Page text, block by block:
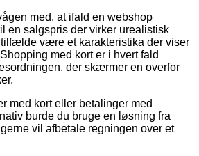
med, at ifald en webshop
en salgspris der virker urealistisk
tilfælde være et karakteristika der viser
med kort er i hvert fald
der skærmer en overfor
med kort eller betalinger med
burde du bruge en løsning fra
vil afbetale regningen over et